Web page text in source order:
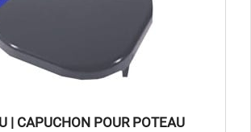
| CAPUCHON POUR POTEAU